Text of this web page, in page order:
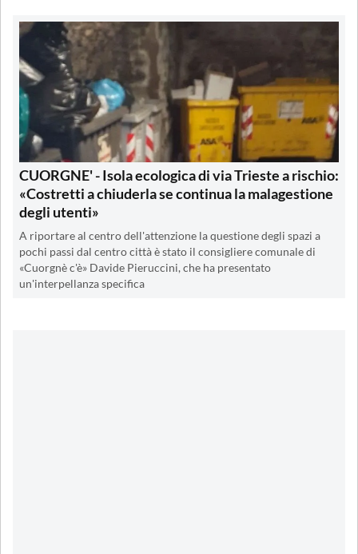
CUORGNE' - Isola ecologica di via Trieste a rischio:
«Costretti a chiuderla se continua la malagestione
degli utenti»
A riportare al centro dell'attenzione la questione degli spazi a
pochi passi dal centro città è stato il consigliere comunale di
«Cuorgnè c'è» Davide Pieruccini, che ha presentato
un'interpellanza specifica